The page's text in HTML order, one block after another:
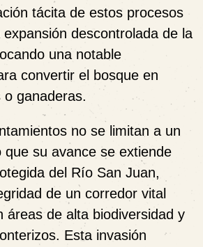
tácita de estos procesos
descontrolada de la
una notable
convertir el bosque en
ganaderas.
no se limitan a un
que su avance se extiende
del Río San Juan,
de un corredor vital
áreas de alta biodiversidad y
Esta invasión